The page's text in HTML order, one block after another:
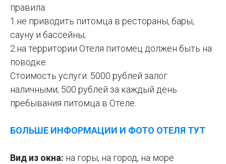
правила:
1.не приводить питомца в рестораны, бары,
сауну и бассейны;
2.на территории Отеля питомец должен быть на
поводке.
Стоимость услуги: 5000 рублей залог
наличными; 500 рублей за каждый день
пребывания питомца в Отеле.
БОЛЬШЕ ИНФОРМАЦИИ И ФОТО ОТЕЛЯ ТУТ
Вид из окна: на горы, на город, на море